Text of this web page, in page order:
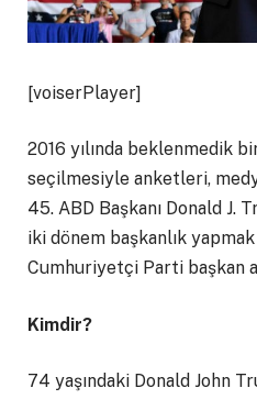
[voiserPlayer]
2016 yılında beklenmedik
seçilmesiyle anketleri,
45. ABD Başkanı Donald J.
iki dönem başkanlık
Cumhuriyetçi Parti başkan
Kimdir?
74 yaşındaki Donald John